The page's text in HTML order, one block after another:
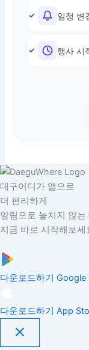
일정 변
행사 시
대구어디가 앱으로
더 편리하게
알림으로 놓치지 않는
지금 바로 시작해보세
다운로드하기 Google
다운로드하기 App